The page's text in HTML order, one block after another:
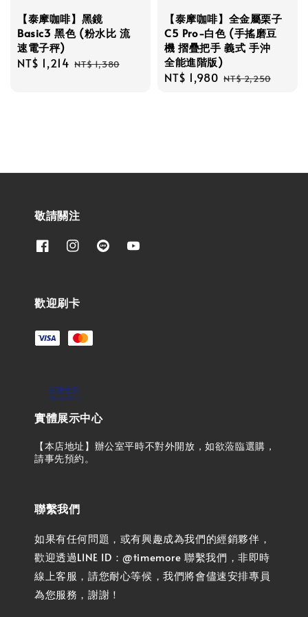
【泰摩咖啡】黑鏡
Basic3 黑色 (粉水比 流
速電子秤)
Sale
NT$ 1,214 Regular
NT$ 1,380
【泰摩咖啡】全金屬栗子
C5 Pro-白色 (手搖磨豆
機 摺疊把手 義式 手沖
全能進階版)
Sale
NT$ 1,980 Regular
NT$ 2,250
敬請關注
歡迎刷卡
實體展示中心
【本店地址】辦公室平時不對外開放，如欲蒞臨選購，
請事先預約。
聯繫我們
如果有任何問題，或有興趣成為我們的經銷夥伴，
歡迎透過LINE ID：@timemore 聯繫我們，非即時
線上客服，請您耐心等候，我們將會儘速安排專員
為您服務，謝謝！